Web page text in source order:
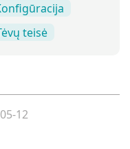
teisė
12